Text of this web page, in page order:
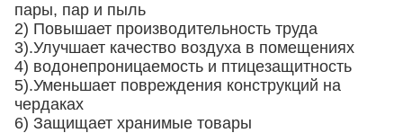
пары, пар и пыль
2) Повышает производительность труда
3).Улучшает качество воздуха в помещениях
4) водонепроницаемость и птицезащитность
5).Уменьшает повреждения конструкций на
чердаках
6) Защищает хранимые товары